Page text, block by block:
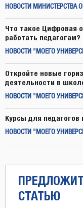
НОВОСТИ МИНИСТЕРСТВА
Что такое Цифровая
работать педагогам?
НОВОСТИ "МОЕГО
Откройте новые
деятельности в
НОВОСТИ "МОЕГО
Курсы для педагогов
НОВОСТИ "МОЕГО
СТАТЬЮ